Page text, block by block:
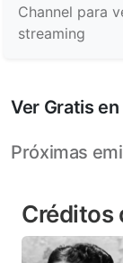
Ver Gratis en
Próximas
Créditos